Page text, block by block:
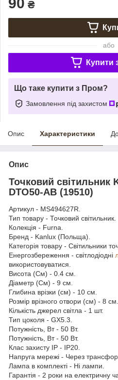
₴
або
Купити
Що таке купити з Пром?
Замовлення під захистом
Опис Характеристики
Опис
Точковий світильник
DTO50-AB (19510)
Артикул - MS494627R.
Тип товару - Точковий світильник.
Колекція - Furna.
Бренд - Kanlux (Польща).
Категорія товару - Світильники
Енергозбереження - світлодіодні
використовуватися.
Висота (См) - 0.4 см.
Діаметр (См) - 9 см.
Глибина врізки (см) - 10 см.
Розмір врізного отвори (см) - 8 см.
Кількість джерел світла - 1 шт.
Тип цоколя - GX5.3.
Потужність, Вт - 50 Вт.
Потужність, Вт - 50 Вт.
Клас захисту IP - IP20.
Напруга мережі - Через
Лампа в комплекті - Ні лампи.
Гарантія - 2 роки на електричну